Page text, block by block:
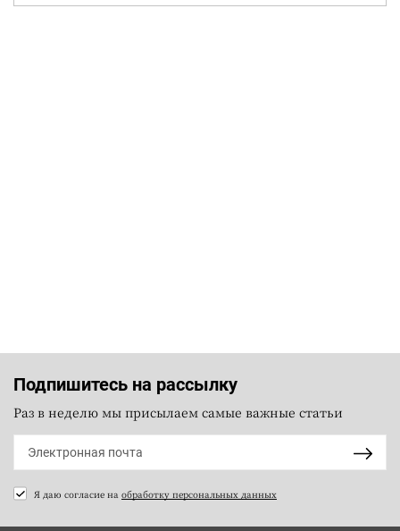
Подпишитесь на рассылку
Раз в неделю мы присылаем самые важные статьи
Я даю согласие на обработку персональных данных